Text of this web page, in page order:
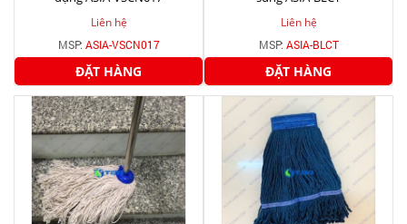
Liên hệ
MSP: ASIA-VSCN017
ĐẶT HÀNG
Liên hệ
MSP: ASIA-BLCT
ĐẶT HÀNG